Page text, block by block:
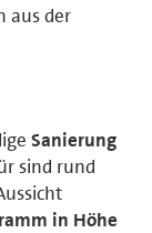
aus der
Sanierung
sind rund
in Höhe